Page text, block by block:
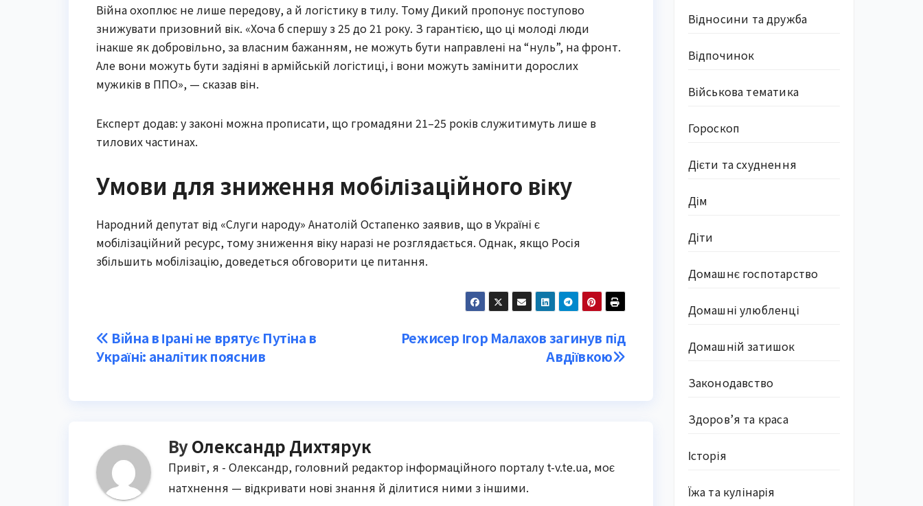
Війна охоплює не лише передову, а й логістику в тилу. Тому Дикий пропонує поступово
знижувати призовний вік. «Хоча б спершу з 25 до 21 року. З гарантією, що ці молоді люди
інакше як добровільно, за власним бажанням, не можуть бути направлені на “нуль”, на фронт.
Але вони можуть бути задіяні в армійській логістиці, і вони можуть замінити дорослих
мужиків в ППО», — сказав він.
Експерт додав: у законі можна прописати, що громадяни 21–25 років служитимуть лише в
тилових частинах.
Умови для зниження мобілізаційного віку
Народний депутат від «Слуги народу» Анатолій Остапенко заявив, що в Україні є
мобілізаційний ресурс, тому зниження віку наразі не розглядається. Однак, якщо Росія
збільшить мобілізацію, доведеться обговорити це питання.
Post
navigation
Режисер Ігор Малахов загинув під
Авдіївкою
Війна в Ірані не врятує Путіна в
Україні: аналітик пояснив
ByОлександр Дихтярук
Привіт, я - Олександр, головний редактор інформаційного порталу t-v.te.ua, моє
натхнення — відкривати нові знання й ділитися ними з іншими.
Відносини та дружба
Відпочинок
Військова тематика
Гороскоп
Дієти та схуднення
Дім
Діти
Домашнє госпотарство
Домашні улюбленці
Домашній затишок
Законодавство
Здоров’я та краса
Історія
Їжа та кулінарія